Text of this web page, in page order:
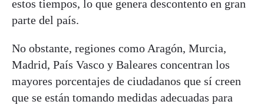
estos tiempos, lo que genera descontento en gran
parte del país.
No obstante, regiones como Aragón, Murcia,
Madrid, País Vasco y Baleares concentran los
mayores porcentajes de ciudadanos que sí creen
que se están tomando medidas adecuadas para